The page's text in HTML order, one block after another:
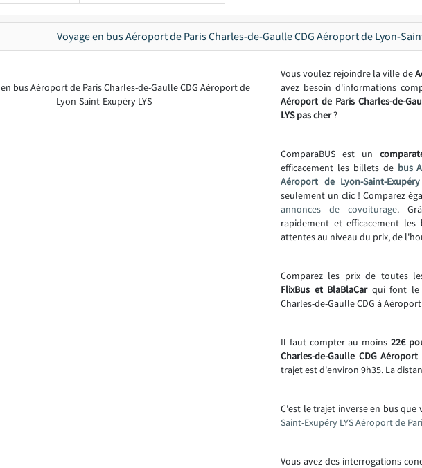
Voyage en bus Aéroport de Paris Charles-de-Gaulle CDG Aéroport de Lyon-
Vous voulez rejoindre la ville de
avez besoin d'informations
Aéroport de Paris Charles-de-
LYS pas cher?
ComparaBUS est un
efficacement les billets de bus
Aéroport de Lyon-Saint-
seulement un clic ! Comparez
annonces de covoiturage.
rapidement et efficacement les
attentes au niveau du prix, de
Comparez les prix de toutes
FlixBus et BlaBlaCarqui font le
Charles-de-Gaulle CDG à
Il faut compter au moins 22€
Charles-de-Gaulle CDG Aéroport
trajet est d'environ 9h35. La
C'est le trajet inverse en bus que
Saint-Exupéry LYS Aéroport de
Vous avez des interrogations